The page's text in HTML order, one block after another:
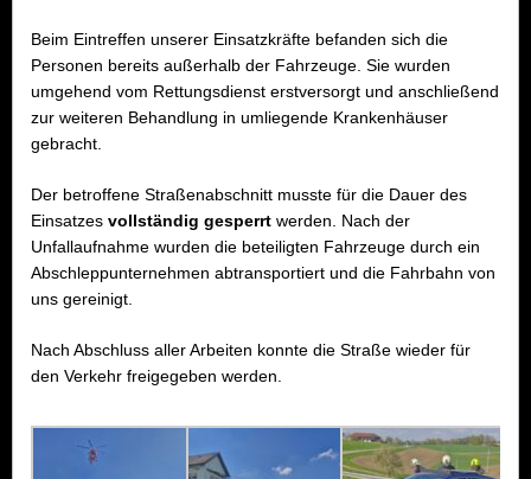
Beim Eintreffen unserer Einsatzkräfte befanden sich die
Personen bereits außerhalb der Fahrzeuge. Sie wurden
umgehend vom Rettungsdienst erstversorgt und anschließend
zur weiteren Behandlung in umliegende Krankenhäuser
gebracht.
Der betroffene Straßenabschnitt musste für die Dauer des
Einsatzes vollständig gesperrt werden. Nach der
Unfallaufnahme wurden die beteiligten Fahrzeuge durch ein
Abschleppunternehmen abtransportiert und die Fahrbahn von
uns gereinigt.
Nach Abschluss aller Arbeiten konnte die Straße wieder für
den Verkehr freigegeben werden.